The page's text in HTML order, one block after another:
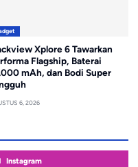
Xplore 6 Tawarkan
Flagship, Baterai
mAh, dan Bodi Super
6, 2026
Instagram